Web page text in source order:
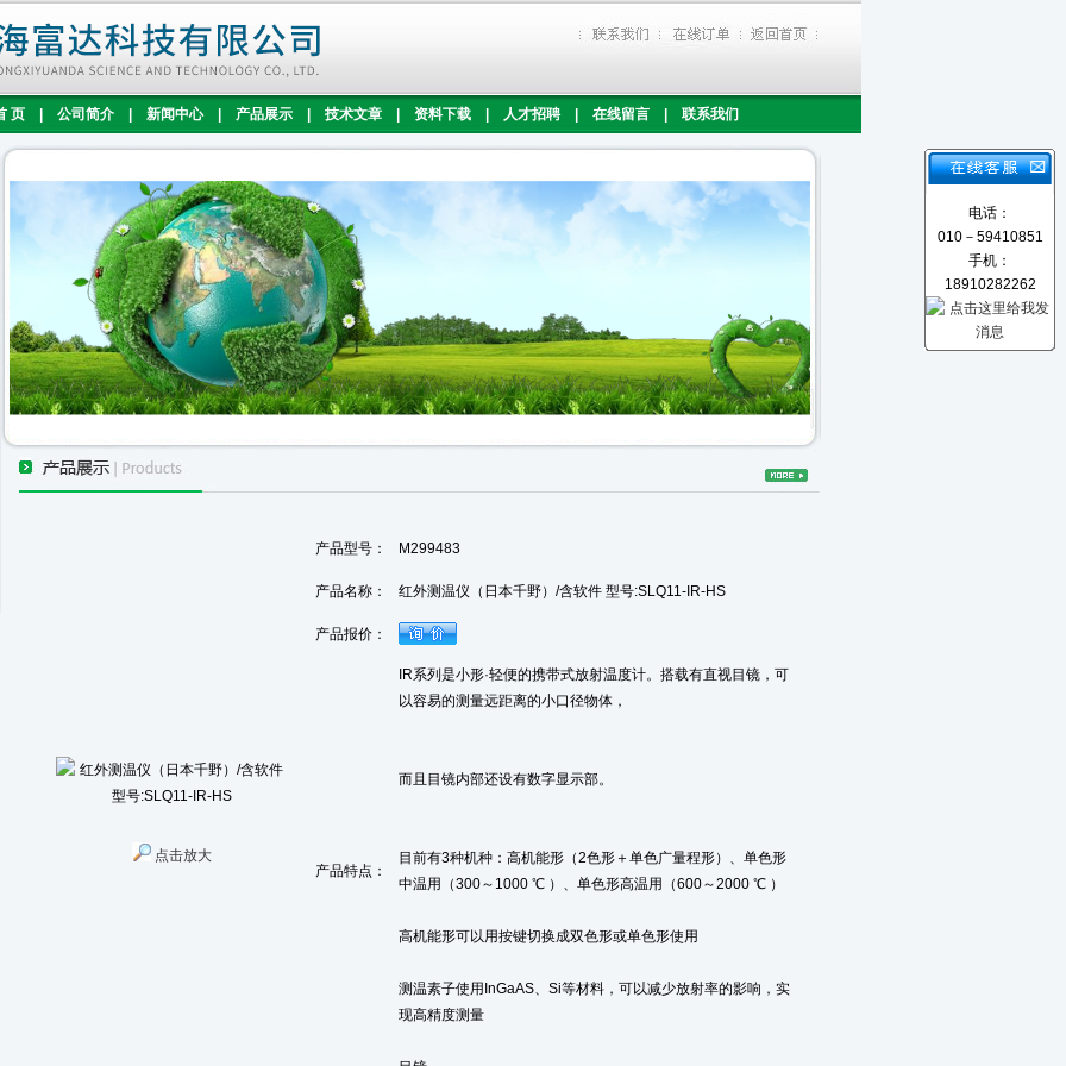
页 公司简介 新闻中心 产品展示 技术文章 资料下载 人才招聘 在线留言 联系我们
点击放大
产品型号： M299483
产品名称： 红外测温仪（日本千野）/含软件 型号:SLQ11-IR-HS
产品报价：
产品特点：
IR系列是小形·轻便的携带式放射温度计。搭载有直视目镜，可
以容易的测量远距离的小口径物体，
而且目镜内部还设有数字显示部。
目前有3种机种：高机能形（2色形＋单色广量程形）、单色形
中温用（300～1000 ℃ ）、单色形高温用（600～2000 ℃ ）
高机能形可以用按键切换成双色形或单色形使用
测温素子使用InGaAS、Si等材料，可以减少放射率的影响，实
现高精度测量
电话：
010－59410851
手机：
18910282262